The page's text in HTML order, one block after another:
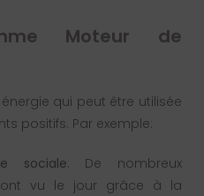
Moteur de
qui peut être utilisée
positifs. Par exemple:
sociale: De nombreux
ont vu le jour grâce à la